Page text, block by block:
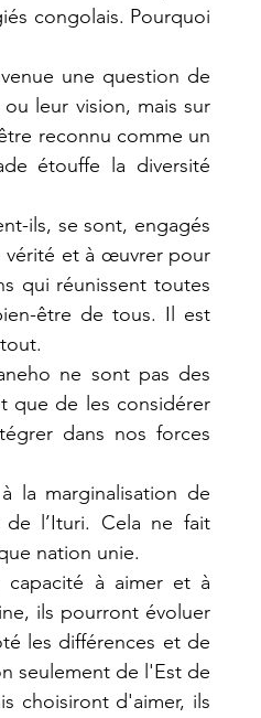
congolais. Pourquoi
une question de
leur vision, mais sur
reconnu comme un
étouffe la diversité
ils, se sont, engagés
vérité et à œuvrer pour
qui réunissent toutes
être de tous. Il est
ne sont pas des
que de les considérer
dans nos forces
la marginalisation de
l’Ituri. Cela ne fait
nation unie.
capacité à aimer et à
ils pourront évoluer
les différences et de
seulement de l'Est de
choisiront d'aimer, ils